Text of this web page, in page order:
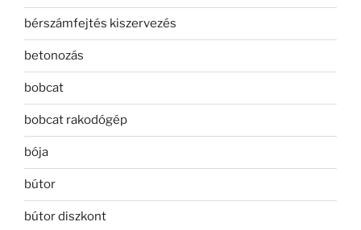
bérszámfejtés kiszervezés
betonozás
bobcat
bobcat rakodógép
bója
bútor
bútor diszkont